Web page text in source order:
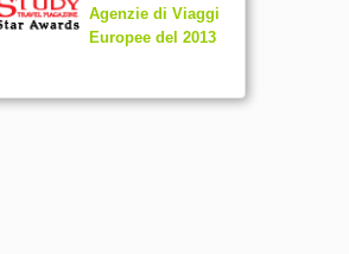
Agenzie di Viaggi
Europee del 2013